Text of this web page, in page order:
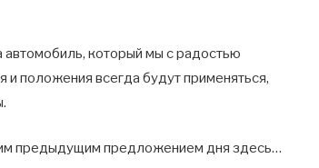
который мы с радостью
положения всегда будут применяться,
предыдущим предложением дня здесь…